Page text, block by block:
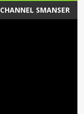
CHANNEL SMANSER